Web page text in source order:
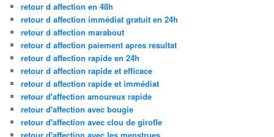
retour d affection en 48h
retour d affection immédiat gratuit en 24h
retour d affection marabout
retour d affection paiement apres resultat
retour d affection rapide en 24h
retour d affection rapide et efficace
retour d affection rapide et immédiat
retour d'affection amoureux rapide
retour d'affection avec bougie
retour d'affection avec clou de girofle